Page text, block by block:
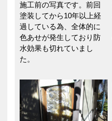
施工前の写真です。前回
塗装してから10年以上経
過している為、全体的に
色あせが発生しており防
水効果も切れていまし
た。